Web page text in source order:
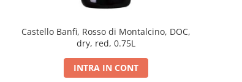
Castello Banfi, Rosso di Montalcino, DOC,
dry, red, 0.75L
INTRA IN CONT